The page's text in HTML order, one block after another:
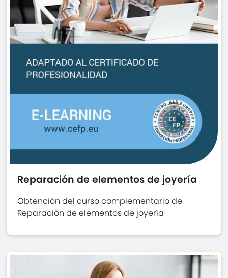
Reparación de elementos de joyería
Obtención del curso complementario de
Reparación de elementos de joyería